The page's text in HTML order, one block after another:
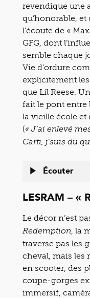
revendique une
qu’honorable,
l’écoute de «
GFG, dont
semble chaque
Vie d’ordure
explicitement
que Lil Reese.
fait le pont entre
la vieille école et
(« J’ai enlevé
Carti, j’suis du
Écouter
LESRAM – «
Le décor n’est
Redemption , la
traverse pas les
cheval, mais les
en scooter, des
coupe-gorges
immersif,